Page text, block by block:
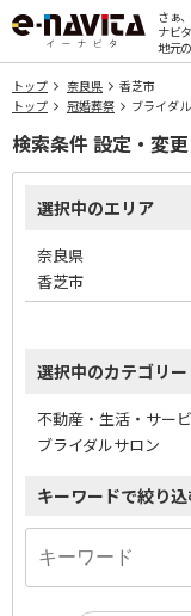
さぁ
ナビ
地元
トップ 奈良県
香芝市
トップ
冠婚葬祭 ブライダ
検索条件 設定・変更
選択中のエリア
奈良県
香芝市
選択中のカテゴリー
不動産・生活・サー
ブライダルサロン
キーワードで絞り込